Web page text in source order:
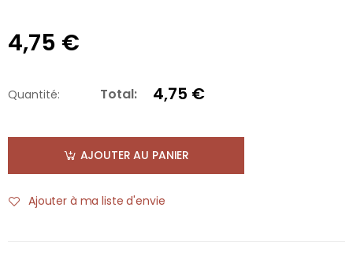
4,75 €
Quantité: Total: 4,75 €
AJOUTER AU PANIER
Ajouter à ma liste d'envie